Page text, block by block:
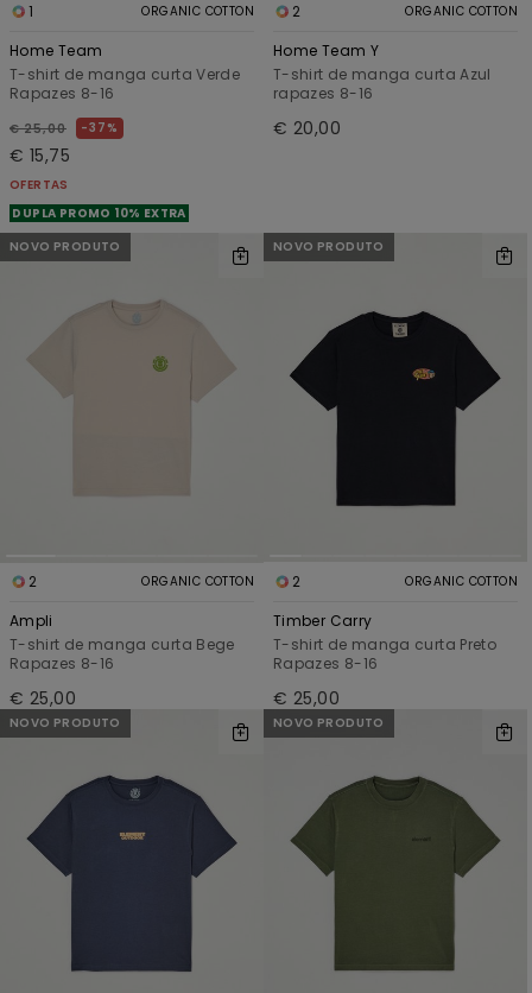
1 ORGANIC COTTON
Home Team
T-shirt de manga curta Verde
Rapazes 8-16
€ 25,00 37%
€ 15,75
OFERTAS
DUPLA PROMO 10% EXTRA
2 ORGANIC COTTON
Home Team Y
T-shirt de manga curta Azul
rapazes 8-16
€ 20,00
NOVO PRODUTO
2 ORGANIC COTTON
Ampli
T-shirt de manga curta Bege
Rapazes 8-16
€ 25,00
NOVO PRODUTO
2 ORGANIC COTTON
Timber Carry
T-shirt de manga curta Preto
Rapazes 8-16
€ 25,00
NOVO PRODUTO NOVO PRODUTO